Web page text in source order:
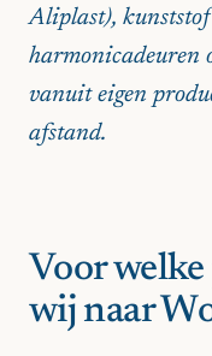
Aliplast),
harmonicadeuren
vanuit eigen
afstand.
Voor
wij naar